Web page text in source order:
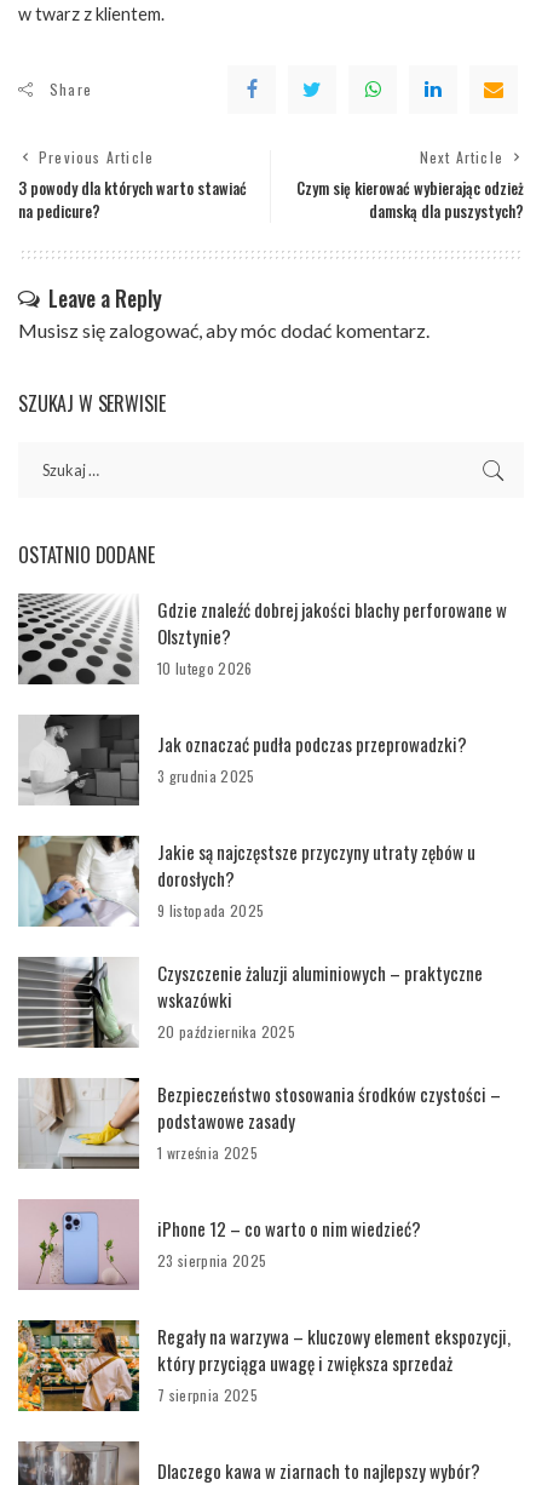
w twarz z klientem.
Share
Previous Article
3 powody dla których warto stawiać
na pedicure?
Next Article
Czym się kierować wybierając odzież
damską dla puszystych?
Leave a Reply
Musisz się zalogować , aby móc dodać komentarz.
SZUKAJ W SERWISIE
OSTATNIO DODANE
Gdzie znaleźć dobrej jakości blachy perforowane w
Olsztynie?
10 lutego 2026
Jak oznaczać pudła podczas przeprowadzki?
3 grudnia 2025
Jakie są najczęstsze przyczyny utraty zębów u
dorosłych?
9 listopada 2025
Czyszczenie żaluzji aluminiowych – praktyczne
wskazówki
20 października 2025
Bezpieczeństwo stosowania środków czystości –
podstawowe zasady
1 września 2025
iPhone 12 – co warto o nim wiedzieć?
23 sierpnia 2025
Regały na warzywa – kluczowy element ekspozycji,
który przyciąga uwagę i zwiększa sprzedaż
7 sierpnia 2025
Dlaczego kawa w ziarnach to najlepszy wybór?